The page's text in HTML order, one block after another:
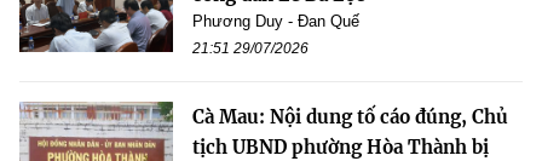
Phương Duy - Đan Quế
21:51 29/07/2026
Cà Mau: Nội dung tố cáo đúng, Chủ
tịch UBND phường Hòa Thành bị